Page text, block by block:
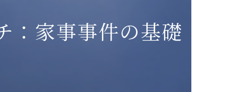
料 ：家事事件の基礎